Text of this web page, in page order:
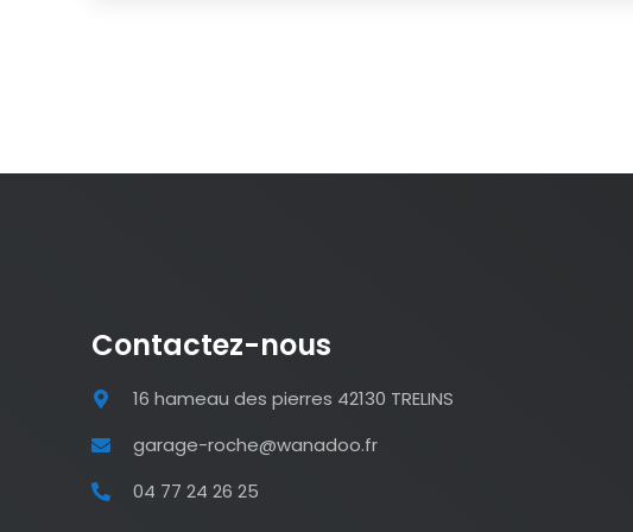
Contactez-nous
16 hameau des pierres 42130 TRELINS
garage-roche@wanadoo.fr
04 77 24 26 25